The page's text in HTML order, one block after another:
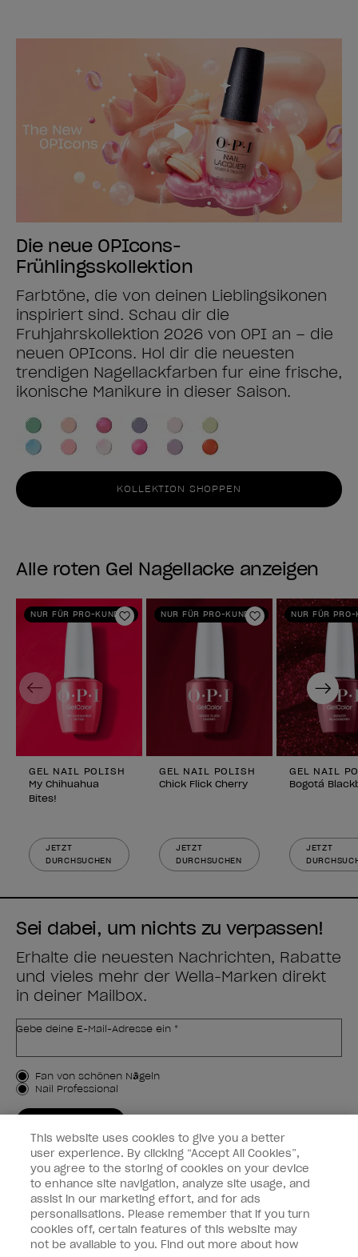
Die neue OPIcons-
Frühlingsskollektion
Farbtöne, die von deinen Lieblingsikonen
inspiriert sind. Schau dir die
Frühjahrskollektion 2026 von OPI an – die
neuen OPIcons. Hol dir die neuesten
trendigen Nagellackfarben für eine frische,
ikonische Maniküre in dieser Saison.
KOLLEKTION SHOPPEN
Alle roten Gel Nagellacke anzeigen
NUR FÜR PRO-KUNDEN
Zur Wunschliste hinzufügen
GEL NAIL POLISH
My Chihuahua
Bites!
JETZT
DURCHSUCHEN
NUR FÜR PRO-KUNDEN
Zur
GEL NAIL POLISH
Chick Flick Cherry
JETZT
DURCHSUCHEN
NUR FÜR PRO-
GEL NAIL
Bogotá
JETZT
Previous Next
Sei dabei, um nichts zu verpassen!
Erhalte die neuesten Nachrichten, Rabatte
und vieles mehr der Wella-Marken direkt
in deiner Mailbox.
Gebe deine E-Mail-Adresse ein *
Kundenart
Fan von schönen Nägeln
Nail Professional
Kundeninformationen
Vernetzen
This website uses cookies to give you a better
user experience. By clicking “Accept All Cookies”,
you agree to the storing of cookies on your device
to enhance site navigation, analyze site usage, and
assist in our marketing effort, and for ads
personalisations. Please remember that if you turn
cookies off, certain features of this website may
not be available to you. Find out more about how